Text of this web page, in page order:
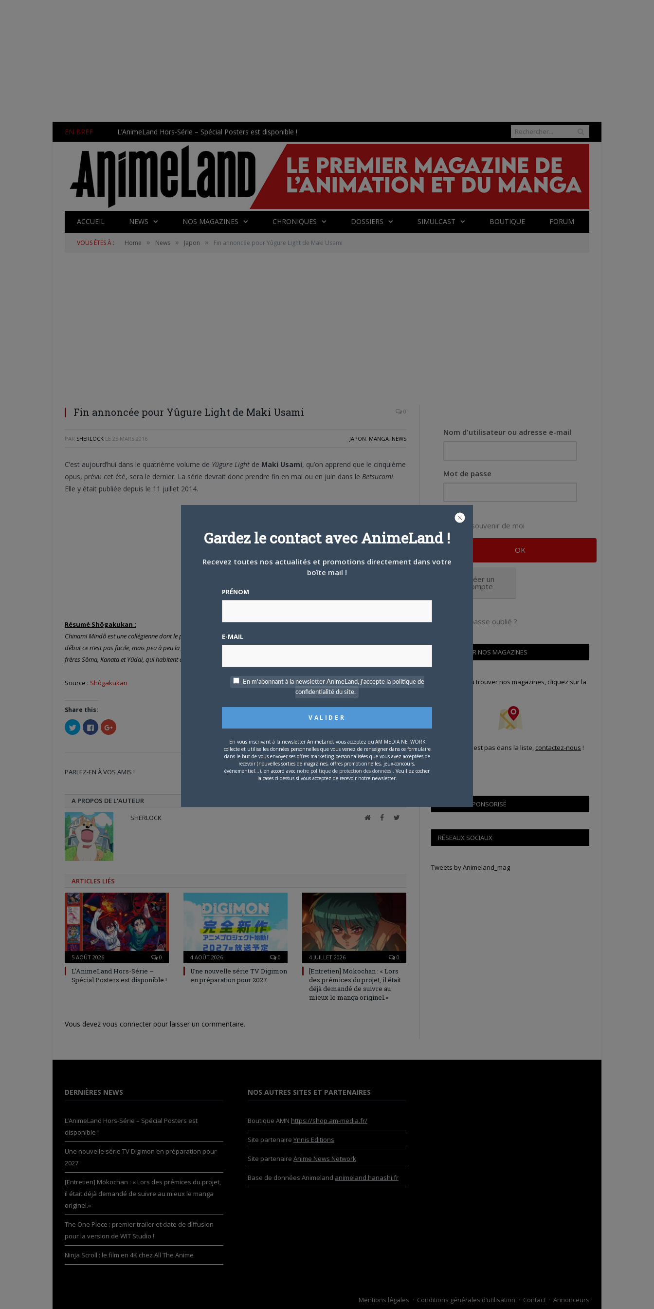
EN BREF L’AnimeLand Hors-Série – Spécial Posters est disponible !
ACCUEIL NEWS NOS MAGAZINES CHRONIQUES DOSSIERS SIMULCAST BOUTIQUE FORUM
VOUS ÊTES À : Home » News » Japon » Fin annoncée pour Yûgure Light de Maki Usami
Fin annoncée pour Yûgure Light de Maki Usami 0
PAR SHERLOCK LE 25 MARS 2016 JAPON, MANGA, NEWS
C’est aujourd’hui dans le quatrième volume de Yûgure Light de Maki Usami, qu’on apprend que le cinquième
opus, prévu cet été, sera le dernier. La série devrait donc prendre fin en mai ou en juin dans le Betsucomi.
Elle y était publiée depuis le 11 juillet 2014.
Résumé Shôgakukan :
Chinami Mindô est une collégienne dont le père vient de se remarier. Chinami va devoir vivre avec Kazune, sa demie-soeur. Au
début ce n’est pas facile, mais peu à peu la glace va se briser entre elles. Par ailleurs, Chinami va faire la rencontre des
frères Sôma, Kanata et Yûdai, qui habitent dans le même immeuble et qui sont des amis d’enfance de Kazune.
Source : Shôgakukan
Share this:
Cliquez
pour
partager
fenêtre)
Cliquez
pour
partager
fenêtre)
Cliquez
pour
nouvelle
PARLEZ-EN À VOS AMIS ! TwitterFacebookGoogle+PinterestLinkedInTumblr Email
A PROPOS DE L'AUTEUR
SHERLOCK
Site FacebookTwitter
ARTICLES LIÉS
5 AOÛT 2026 0
L’AnimeLand Hors-Série –
Spécial Posters est disponible !
4 AOÛT 2026 0
Une nouvelle série TV Digimon
en préparation pour 2027
4 JUILLET 2026 0
[Entretien] Mokochan : « Lors
des prémices du projet, il était
déjà demandé de suivre au
mieux le manga originel.»
Vous devez vous connecter pour laisser un commentaire.
Nom d'utilisateur ou adresse e-mail
Mot de passe
Se souvenir de moi
Créer un
compte
Mot de passe oublié ?
OÙ TROUVER NOS MAGAZINES
Pour savoir où trouver nos magazines, cliquez sur la
Si votre ville n'est pas dans la liste, contactez-nous !
CONTENU SPONSORISÉ
RÉSEAUX SOCIAUX
Tweets by Animeland_mag
DERNIÈRES NEWS
L’AnimeLand Hors-Série – Spécial Posters est
disponible !
Une nouvelle série TV Digimon en préparation pour
2027
[Entretien] Mokochan : « Lors des prémices du projet,
il était déjà demandé de suivre au mieux le manga
originel.»
The One Piece : premier trailer et date de diffusion
pour la version de WIT Studio !
Ninja Scroll : le film en 4K chez All The Anime
NOS AUTRES SITES ET PARTENAIRES
Boutique AMN https://shop.am-media.fr/
Site partenaire Ynnis Editions
Site partenaire Anime News Network
Base de données Animeland animeland.hanashi.fr
Mentions légales Conditions générales d’utilisation Contact Annonceurs
Gardez le contact avec AnimeLand !
Recevez toutes nos actualités et promotions directement dans votre
boîte mail !
PRÉNOM
E-MAIL
En m'abonnant à la newsletter AnimeLand, j'accepte la politique de
confidentialité du site.
En vous inscrivant à la newsletter AnimeLand, vous acceptez qu'AM MEDIA NETWORK
collecte et utilise les données personnelles que vous venez de renseigner dans ce formulaire
dans le but de vous envoyer ses offres marketing personnalisées que vous avez acceptées de
recevoir (nouvelles sorties de magazines, offres promotionnelles, jeux-concours,
événementiel...), en accord avec notre politique de protection des données . Veuillez cocher
la cases ci-dessus si vous acceptez de recevoir notre newsletter.